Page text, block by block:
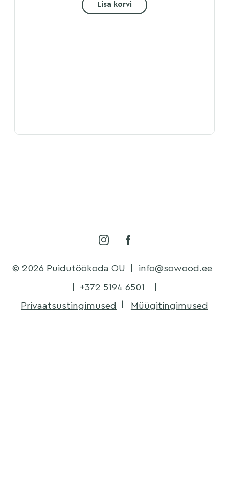
Lisa korvi
© 2026 Puidutöökoda OÜ
info@sowood.ee
+372 5194 6501
Privaatsustingimused
Müügitingimused